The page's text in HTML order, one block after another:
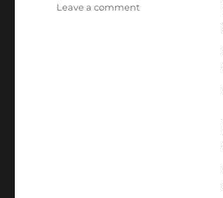
Leave a commenton